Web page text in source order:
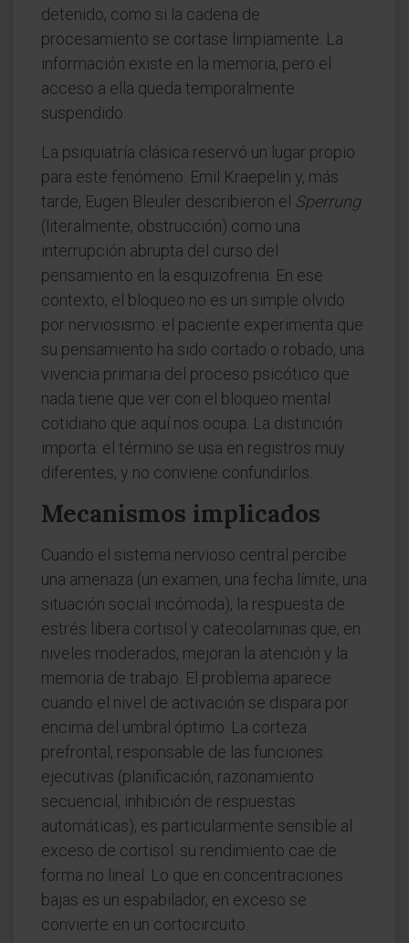
detenido, como si la cadena de
procesamiento se cortase limpiamente. La
información existe en la memoria, pero el
acceso a ella queda temporalmente
suspendido.
La psiquiatría clásica reservó un lugar propio
para este fenómeno. Emil Kraepelin y, más
tarde, Eugen Bleuler describieron el Sperrung
(literalmente, obstrucción) como una
interrupción abrupta del curso del
pensamiento en la esquizofrenia. En ese
contexto, el bloqueo no es un simple olvido
por nerviosismo: el paciente experimenta que
su pensamiento ha sido cortado o robado, una
vivencia primaria del proceso psicótico que
nada tiene que ver con el bloqueo mental
cotidiano que aquí nos ocupa. La distinción
importa: el término se usa en registros muy
diferentes, y no conviene confundirlos.
Mecanismos implicados
Cuando el sistema nervioso central percibe
una amenaza (un examen, una fecha límite, una
situación social incómoda), la respuesta de
estrés libera cortisol y catecolaminas que, en
niveles moderados, mejoran la atención y la
memoria de trabajo. El problema aparece
cuando el nivel de activación se dispara por
encima del umbral óptimo. La corteza
prefrontal, responsable de las funciones
ejecutivas (planificación, razonamiento
secuencial, inhibición de respuestas
automáticas), es particularmente sensible al
exceso de cortisol: su rendimiento cae de
forma no lineal. Lo que en concentraciones
bajas es un espabilador, en exceso se
convierte en un cortocircuito.